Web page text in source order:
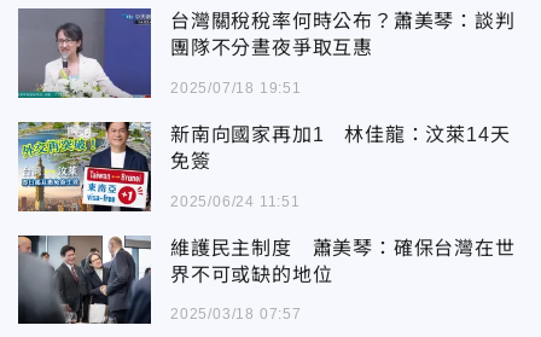
台灣關稅稅率何時公布？蕭美琴：談判
團隊不分晝夜爭取互惠
2025/07/18 19:51
新南向國家再加1 林佳龍：汶萊14天
免簽
2025/06/24 11:51
維護民主制度 蕭美琴：確保台灣在世
界不可或缺的地位
2025/03/18 07:57